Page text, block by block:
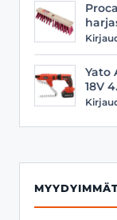
Yato
18V